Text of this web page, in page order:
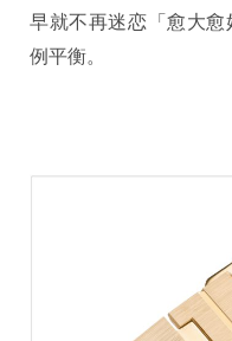
早就不再迷恋「愈大
例平衡。